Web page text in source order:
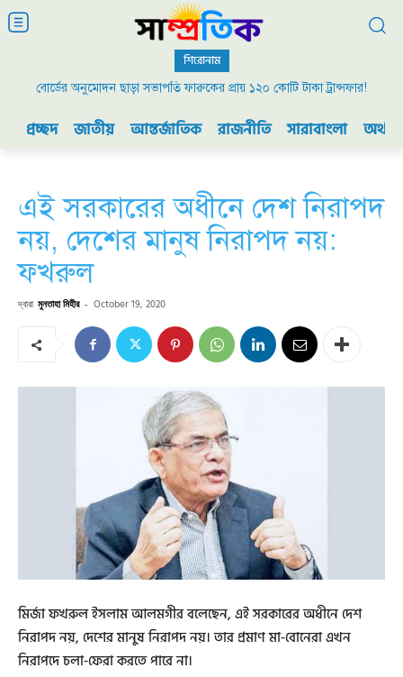
শিরোনাম
বোর্ডের অনুমোদন ছাড়া সভাপতি ফারুকের প্রায় ১২০ কোটি টাকা ট্রান্সফার!
২০০৯ এর বিডিআর বিদ্রোহ এবং ভারতের যুদ্ধ প্রস্তুতি
প্রচ্ছদ জাতীয় আন্তর্জাতিক রাজনীতি সারাবাংলা
এই সরকারের অধীনে দেশ নিরাপদ
নয়, দেশের মানুষ নিরাপদ নয়:
ফখরুল
দ্বারা মুনতাহা মিহীর - October 19, 2020
মির্জা ফখরুল ইসলাম আলমগীর বলেছেন, এই সরকারের অধীনে দেশ
নিরাপদ নয়, দেশের মানুষ নিরাপদ নয়। তার প্রমাণ মা-বোনেরা এখন
নিরাপদে চলা-ফেরা করতে পারে না।